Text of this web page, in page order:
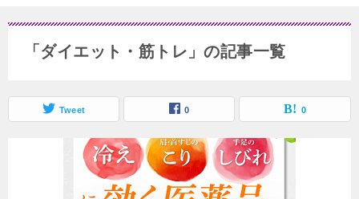
「ダイエット・筋トレ」の記事一覧
Tweet 0 0